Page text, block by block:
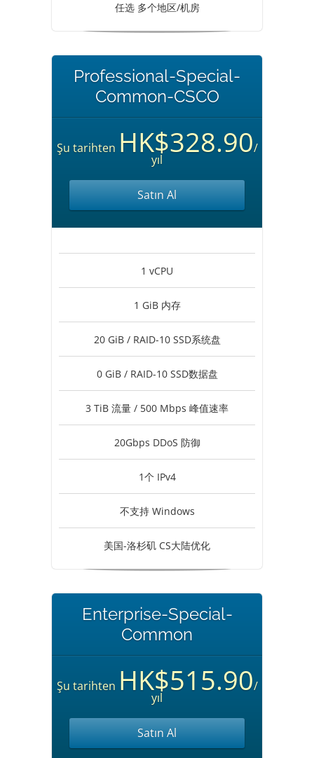
任选 多个地区/机房
Professional-Special-
Common-CSCO
Şu tarihten HK$328.90/
yıl
Satın Al
1 vCPU
1 GiB 内存
20 GiB / RAID-10 SSD系统盘
0 GiB / RAID-10 SSD数据盘
3 TiB 流量 / 500 Mbps 峰值速率
20Gbps DDoS 防御
1个 IPv4
不支持 Windows
美国-洛杉矶 CS大陆优化
Enterprise-Special-
Common
Şu tarihten HK$515.90/
yıl
Satın Al